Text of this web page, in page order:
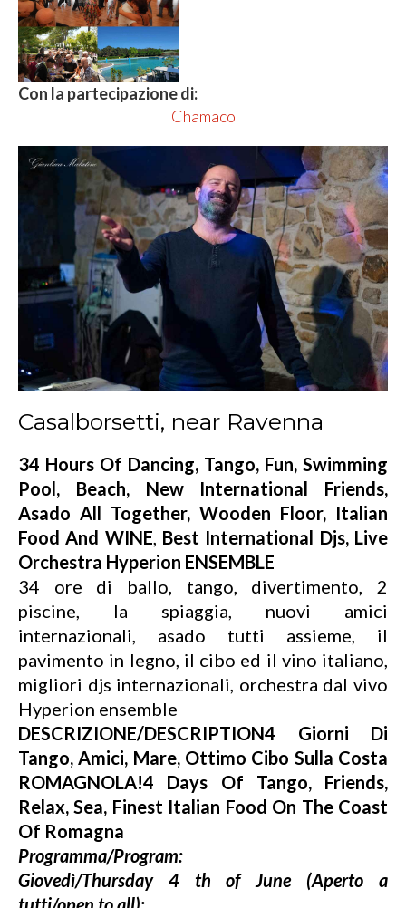
Con la partecipazione di:
Chamaco
Casalborsetti, near Ravenna
34 Hours Of Dancing, Tango, Fun, Swimming
Pool, Beach, New International Friends,
Asado All Together, Wooden Floor, Italian
Food And WINE, Best International Djs, Live
Orchestra Hyperion ENSEMBLE
34 ore di ballo, tango, divertimento, 2
piscine, la spiaggia, nuovi amici
internazionali, asado tutti assieme, il
pavimento in legno, il cibo ed il vino italiano,
migliori djs internazionali, orchestra dal vivo
Hyperion ensemble
DESCRIZIONE/DESCRIPTION4 Giorni Di
Tango, Amici, Mare, Ottimo Cibo Sulla Costa
ROMAGNOLA!4 Days Of Tango, Friends,
Relax, Sea, Finest Italian Food On The Coast
Of Romagna
Programma/Program:
Giovedì/Thursday 4 th of June (Aperto a